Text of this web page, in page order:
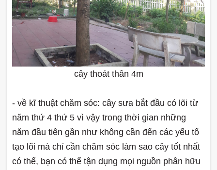
cây thoát thân 4m
- về kĩ thuật chăm sóc: cây sưa bắt đầu có lõi từ
năm thứ 4 thứ 5 vì vậy trong thời gian những
năm đầu tiên gần như không cần đến các yếu tố
tạo lõi mà chỉ cần chăm sóc làm sao cây tốt nhất
có thể, bạn có thể tận dụng mọi nguồn phân hữu